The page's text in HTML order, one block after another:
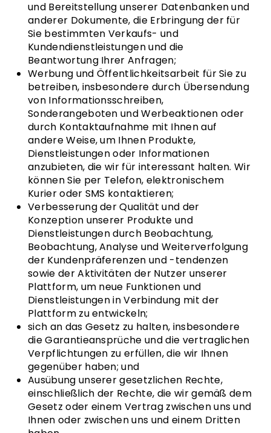
und Bereitstellung unserer Datenbanken und
anderer Dokumente, die Erbringung der für
Sie bestimmten Verkaufs- und
Kundendienstleistungen und die
Beantwortung Ihrer Anfragen;
Werbung und Öffentlichkeitsarbeit für Sie zu
betreiben, insbesondere durch Übersendung
von Informationsschreiben,
Sonderangeboten und Werbeaktionen oder
durch Kontaktaufnahme mit Ihnen auf
andere Weise, um Ihnen Produkte,
Dienstleistungen oder Informationen
anzubieten, die wir für interessant halten. Wir
können Sie per Telefon, elektronischem
Kurier oder SMS kontaktieren;
Verbesserung der Qualität und der
Konzeption unserer Produkte und
Dienstleistungen durch Beobachtung,
Beobachtung, Analyse und Weiterverfolgung
der Kundenpräferenzen und -tendenzen
sowie der Aktivitäten der Nutzer unserer
Plattform, um neue Funktionen und
Dienstleistungen in Verbindung mit der
Plattform zu entwickeln;
sich an das Gesetz zu halten, insbesondere
die Garantieansprüche und die vertraglichen
Verpflichtungen zu erfüllen, die wir Ihnen
gegenüber haben; und
Ausübung unserer gesetzlichen Rechte,
einschließlich der Rechte, die wir gemäß dem
Gesetz oder einem Vertrag zwischen uns und
Ihnen oder zwischen uns und einem Dritten